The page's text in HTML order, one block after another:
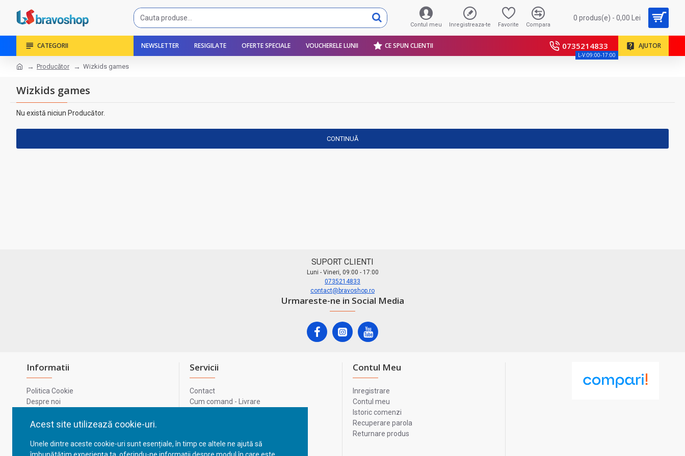
Acest site utilizează cookie-uri.
Unele dintre aceste cookie-uri sunt esențiale, în timp ce altele ne ajută să
Contul meu Inregistreaza-te Favorite Compara
0 produs(e) - 0,00 Lei
CATEGORII NEWSLETTER RESIGILATE OFERTE SPECIALE VOUCHERELE LUNII CE SPUN CLIENTII 0735214833
L-V:09:00-17:00
AJUTOR
Producător Wizkids games
Wizkids games
Nu există niciun Producător.
CONTINUĂ
SUPORT CLIENTI
Luni - Vineri, 09:00 - 17:00
0735214833
contact@bravoshop.ro
Urmareste-ne in Social Media
Informatii
Politica Cookie
Despre noi
Confidentialitate
GDPR - Datele tale
Servicii
Contact
Cum comand - Livrare
ANPC
Contul Meu
Inregistrare
Contul meu
Istoric comenzi
Recuperare parola
Returnare produs